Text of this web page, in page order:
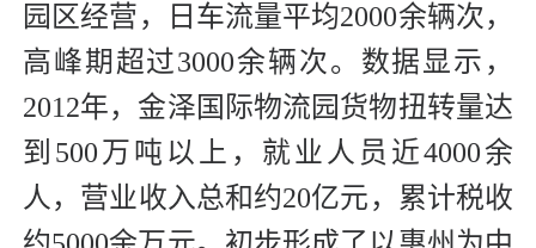
园区经营，日车流量平均2000余辆次，
高峰期超过3000余辆次。数据显示，
2012年，金泽国际物流园货物扭转量达
到500万吨以上，就业人员近4000余
人，营业收入总和约20亿元，累计税收